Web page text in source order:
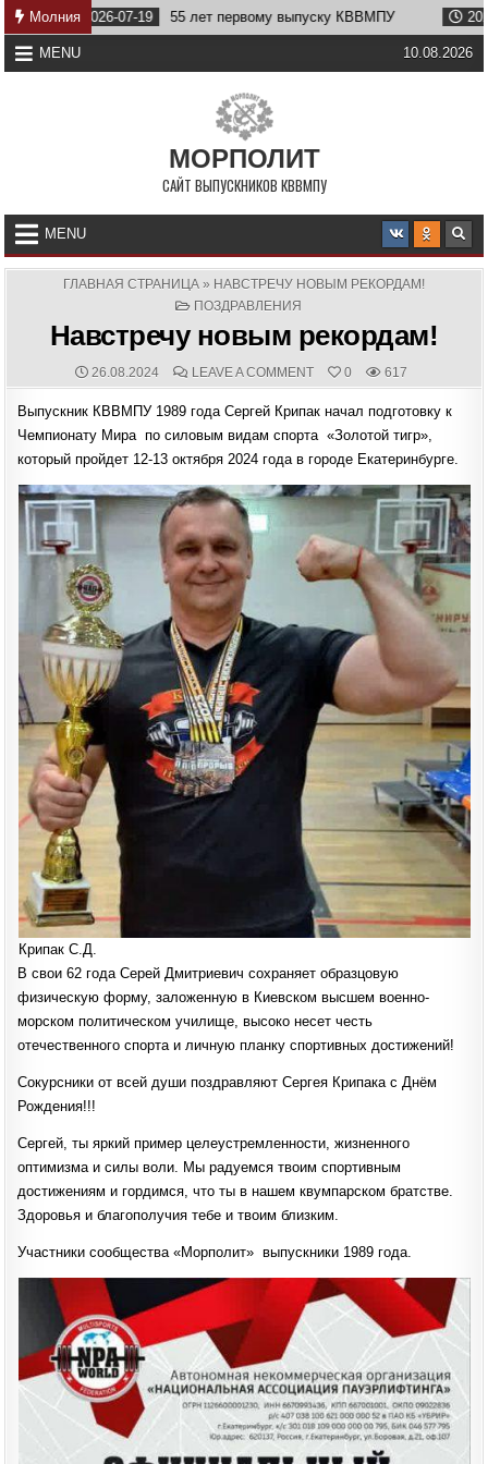
Skip
to
content
Молния
2026-07-19 55 лет первому выпуску КВВМПУ 2026-07-07
MENU 10.08.2026
МОРПОЛИТ
САЙТ ВЫПУСКНИКОВ КВВМПУ
MENU
ГЛАВНАЯ СТРАНИЦА » НАВСТРЕЧУ НОВЫМ РЕКОРДАМ!
POSTED
ПОЗДРАВЛЕНИЯ
Навстречу новым рекордам!
PUBLISHED
DATE:
26.08.2024 COMMENTS:
LEAVE A COMMENTON
НАВСТРЕЧУ
РЕКОРДАМ!
0 617
Выпускник КВВМПУ 1989 года Сергей Крипак начал подготовку к
Чемпионату Мира по силовым видам спорта «Золотой тигр»,
который пройдет 12-13 октября 2024 года в городе Екатеринбурге.
Крипак С.Д.
В свои 62 года Серей Дмитриевич сохраняет образцовую
физическую форму, заложенную в Киевском высшем военно-
морском политическом училище, высоко несет честь
отечественного спорта и личную планку спортивных достижений!
Сокурсники от всей души поздравляют Сергея Крипака с Днём
Рождения!!!
Сергей, ты яркий пример целеустремленности, жизненного
оптимизма и силы воли. Мы радуемся твоим спортивным
достижениям и гордимся, что ты в нашем квумпарском братстве.
Здоровья и благополучия тебе и твоим близким.
Участники сообщества «Морполит» выпускники 1989 года.